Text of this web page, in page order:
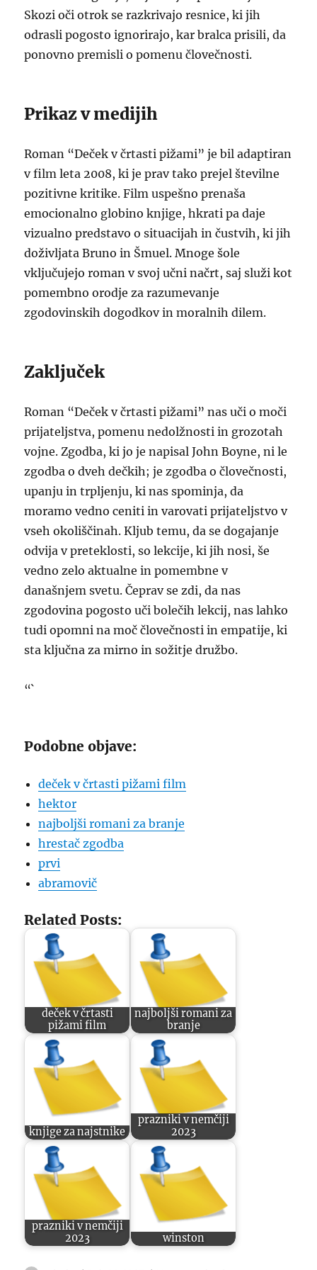
Skozi oči otrok se razkrivajo resnice, ki jih
odrasli pogosto ignorirajo, kar bralca prisili, da
ponovno premisli o pomenu človečnosti.
Prikaz v medijih
Roman “Deček v črtasti pižami” je bil adaptiran
v film leta 2008, ki je prav tako prejel številne
pozitivne kritike. Film uspešno prenaša
emocionalno globino knjige, hkrati pa daje
vizualno predstavo o situacijah in čustvih, ki jih
doživljata Bruno in Šmuel. Mnoge šole
vključujejo roman v svoj učni načrt, saj služi kot
pomembno orodje za razumevanje
zgodovinskih dogodkov in moralnih dilem.
Zaključek
Roman “Deček v črtasti pižami” nas uči o moči
prijateljstva, pomenu nedolžnosti in grozotah
vojne. Zgodba, ki jo je napisal John Boyne, ni le
zgodba o dveh dečkih; je zgodba o človečnosti,
upanju in trpljenju, ki nas spominja, da
moramo vedno ceniti in varovati prijateljstvo v
vseh okoliščinah. Kljub temu, da se dogajanje
odvija v preteklosti, so lekcije, ki jih nosi, še
vedno zelo aktualne in pomembne v
današnjem svetu. Čeprav se zdi, da nas
zgodovina pogosto uči bolečih lekcij, nas lahko
tudi opomni na moč človečnosti in empatije, ki
sta ključna za mirno in sožitje družbo.
“`
Podobne objave:
deček v črtasti pižami film
hektor
najboljši romani za branje
hrestač zgodba
prvi
abramovič
Related Posts:
deček v črtasti
pižami film
najboljši romani za
branje
knjige za najstnike
prazniki v nemčiji
2023
prazniki v nemčiji
2023
winston